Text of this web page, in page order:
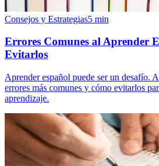
Consejos y Estrategias5 min
Errores Comunes al Aprender
Evitarlos
Aprender español puede ser un desafío.
errores más comunes y cómo evitarlos
aprendizaje.